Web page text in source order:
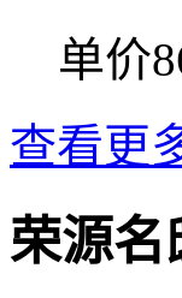
单价
查看更
荣源名